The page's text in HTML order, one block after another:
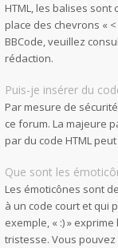
HTML, les balises sont
place des chevrons «
BBCode, veuillez
rédaction.
Puis-je insérer du
Par mesure de
ce forum. La majeure
par du code HTML
Que sont les
Les émoticônes sont
à un code court et qui
exemple, « :) »
tristesse. Vous